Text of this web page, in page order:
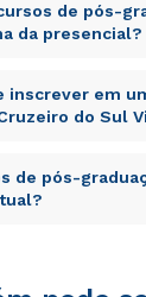
de pós-
da presencial?
omnis iste
doloremque
ipsa quae
ipsam
aut odit aut
inscrever em
do Sul
omnis iste
doloremque
de pós-